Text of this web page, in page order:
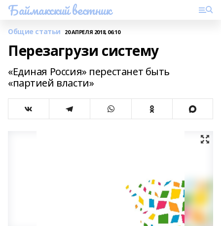
Баймакский вестник
Общие статьи 20 АПРЕЛЯ 2018, 06:10
Перезагрузи систему
«Единая Россия» перестанет быть
«партией власти»